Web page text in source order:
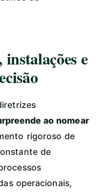
e
ao nomear
rigoroso de
de
operacionais,